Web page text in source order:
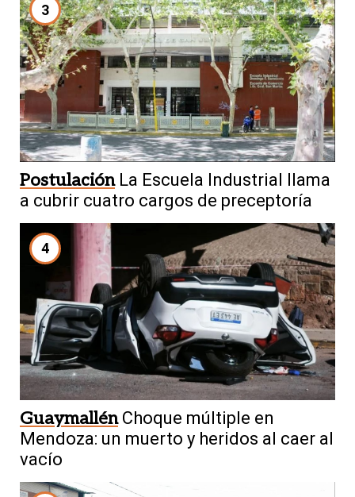
3
Postulación La Escuela Industrial llama
a cubrir cuatro cargos de preceptoría
4
Guaymallén Choque múltiple en
Mendoza: un muerto y heridos al caer al
vacío